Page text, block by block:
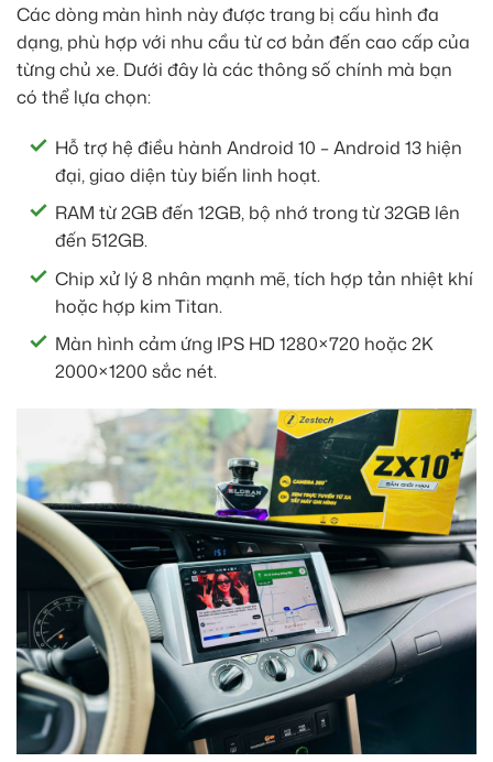
Các dòng màn hình này được trang bị cấu hình đa
dạng, phù hợp với nhu cầu từ cơ bản đến cao cấp của
từng chủ xe. Dưới đây là các thông số chính mà bạn
có thể lựa chọn:
Hỗ trợ hệ điều hành Android 10 – Android 13 hiện
đại, giao diện tùy biến linh hoạt.
RAM từ 2GB đến 12GB, bộ nhớ trong từ 32GB lên
đến 512GB.
Chip xử lý 8 nhân mạnh mẽ, tích hợp tản nhiệt khí
hoặc hợp kim Titan.
Màn hình cảm ứng IPS HD 1280×720 hoặc 2K
2000×1200 sắc nét.